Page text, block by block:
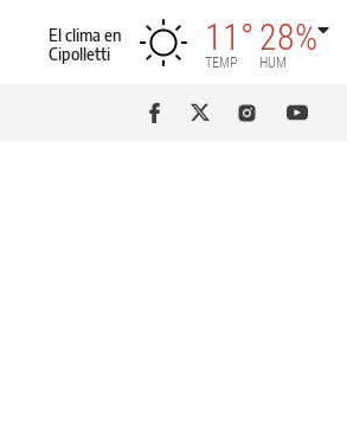
El clima en
Cipolletti
11°
TEMP
28%
HUM